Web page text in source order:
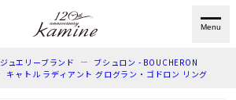
Menu
ジュエリーブランド
ブシュロン - BOUCHERON
キャトル ラディアント グログラン・ゴドロン リング